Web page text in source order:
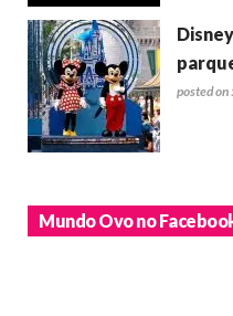
posted on
Mundo Ovo no